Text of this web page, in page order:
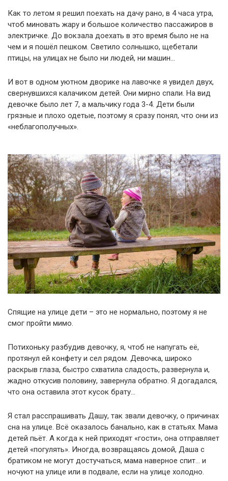
Как то летом я решил поехать на дачу рано, в 4 часа утра,
чтоб миновать жару и большое количество пассажиров в
электричке. До вокзала доехать в это время было не на
чем и я пошёл пешком. Светило солнышко, щебетали
птицы, на улицах не было ни людей, ни машин…
И вот в одном уютном дворике на лавочке я увидел двух,
свернувшихся калачиком детей. Они мирно спали. На вид
девочке было лет 7, а мальчику года 3-4. Дети были
грязные и плохо одетые, поэтому я сразу понял, что они из
«неблагополучных».
Спящие на улице дети – это не нормально, поэтому я не
смог пройти мимо.
Потихоньку разбудив девочку, я, чтоб не напугать её,
протянул ей конфету и сел рядом. Девочка, широко
раскрыв глаза, быстро схватила сладость, развернула и,
жадно откусив половину, завернула обратно. Я догадался,
что она оставила этот кусок брату…
Я стал расспрашивать Дашу, так звали девочку, о причинах
сна на улице. Всё оказалось банально, как в статьях. Мама
детей пьёт. А когда к ней приходят «гости», она отправляет
детей «погулять». Иногда, возвращаясь домой, Даша с
братиком не могут достучаться, мама наверное спит… и
ночуют на улице или в подвале, если на улице холодно.